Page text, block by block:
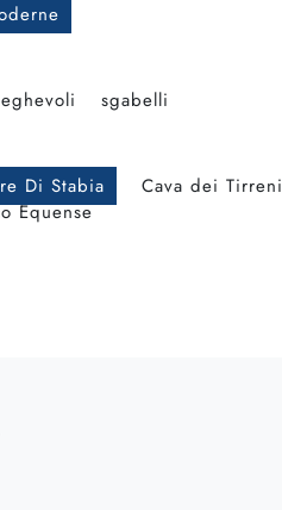
sgabelli
Di Stabia Cava dei Tirreni
Equense